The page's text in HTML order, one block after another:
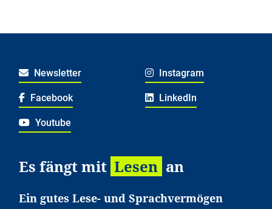
Newsletter Instagram
Facebook LinkedIn
Youtube
Es fängt mit Lesen an
Ein gutes Lese- und Sprachvermögen